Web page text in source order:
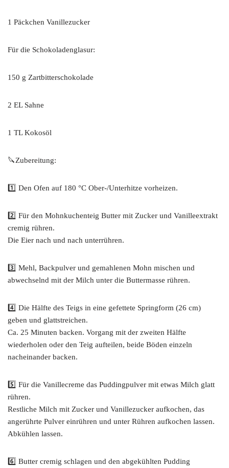
1 Päckchen Vanillezucker
Für die Schokoladenglasur:
150 g Zartbitterschokolade
2 EL Sahne
1 TL Kokosöl
🔪Zubereitung:
1️⃣ Den Ofen auf 180 °C Ober-/Unterhitze vorheizen.
2️⃣ Für den Mohnkuchenteig Butter mit Zucker und Vanilleextrakt
cremig rühren.
Die Eier nach und nach unterrühren.
3️⃣ Mehl, Backpulver und gemahlenen Mohn mischen und
abwechselnd mit der Milch unter die Buttermasse rühren.
4️⃣ Die Hälfte des Teigs in eine gefettete Springform (26 cm)
geben und glattstreichen.
Ca. 25 Minuten backen. Vorgang mit der zweiten Hälfte
wiederholen oder den Teig aufteilen, beide Böden einzeln
nacheinander backen.
5️⃣ Für die Vanillecreme das Puddingpulver mit etwas Milch glatt
rühren.
Restliche Milch mit Zucker und Vanillezucker aufkochen, das
angerührte Pulver einrühren und unter Rühren aufkochen lassen.
Abkühlen lassen.
6️⃣ Butter cremig schlagen und den abgekühlten Pudding